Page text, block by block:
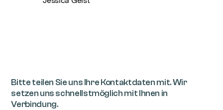
Bitte teilen Sie uns Ihre Kontaktdaten mit. Wir
setzen uns schnellstmöglich mit Ihnen in
Verbindung.